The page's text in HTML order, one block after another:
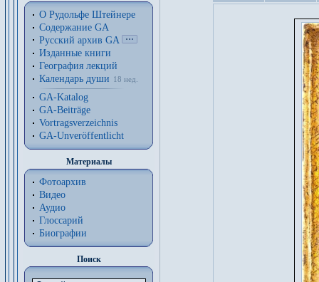
О Рудольфе Штейнере
Содержание GA
Русский архив GA
Изданные книги
География лекций
Календарь души
18 нед.
GA-Katalog
GA-Beiträge
Vortragsverzeichnis
GA-Unveröffentlicht
Материалы
Фотоархив
Видео
Аудио
Глоссарий
Биографии
Поиск